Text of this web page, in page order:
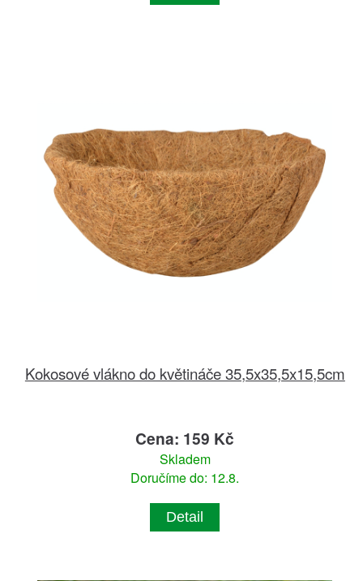
Kokosové vlákno do květináče 35,5x35,5x15,5cm
Cena: 159 Kč
Skladem
Doručíme do: 12.8.
Detail